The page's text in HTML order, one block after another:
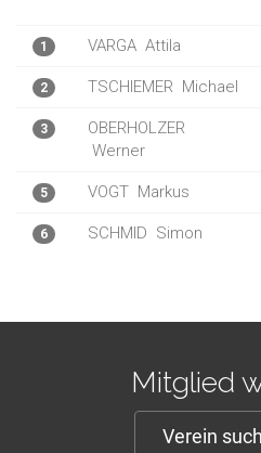
1 VARGA Attila
2 TSCHIEMER Michael
3
OBERHOLZER
Werner
5 VOGT Markus
6 SCHMID Simon
Mitglied
Verein